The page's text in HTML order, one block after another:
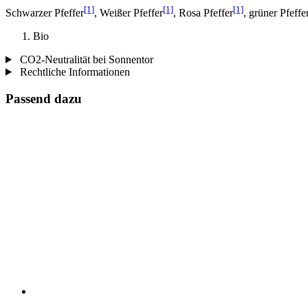
Schwarzer Pfeffer[1], Weißer Pfeffer[1], Rosa Pfeffer[1], grüner
Bio
CO2-Neutralität bei Sonnentor
Rechtliche Informationen
Passend dazu